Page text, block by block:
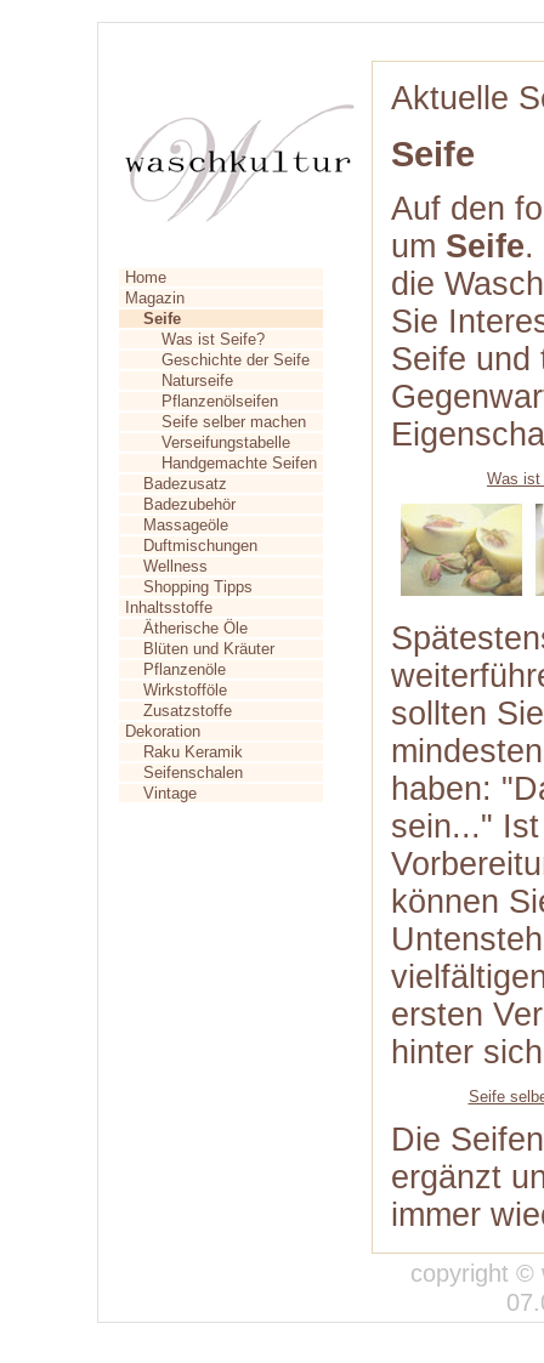
Home
Magazin
Seife
Was ist Seife?
Geschichte der Seife
Naturseife
Pflanzenölseifen
Seife selber machen
Verseifungstabelle
Handgemachte Seifen
Badezusatz
Badezubehör
Massageöle
Duftmischungen
Wellness
Shopping Tipps
Inhaltsstoffe
Ätherische Öle
Blüten und Kräuter
Pflanzenöle
Wirkstofföle
Zusatzstoffe
Dekoration
Raku Keramik
Seifenschalen
Vintage
Aktuelle
Seife
Auf den
um Seife.
die
Sie
Seife und
Was ist
sollten
haben:
sein..."
können
ersten
hinter
Seife
Die
ergänzt
immer
copyright ©